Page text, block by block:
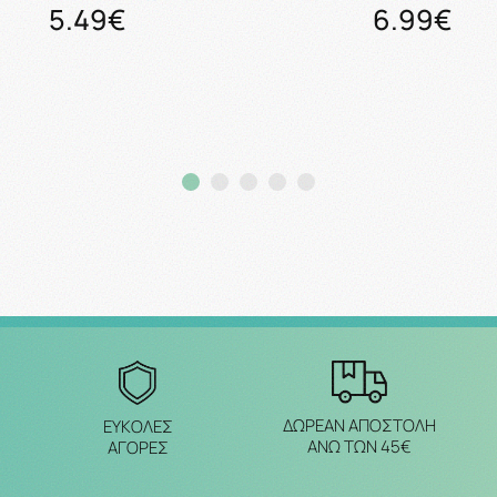
5.49€ 6.99€
ΕΥΚΟΛΕΣ
ΑΓΟΡΕΣ
ΔΩΡΕΑΝ ΑΠΟΣΤΟΛΗ
ΑΝΩ ΤΩΝ 45€